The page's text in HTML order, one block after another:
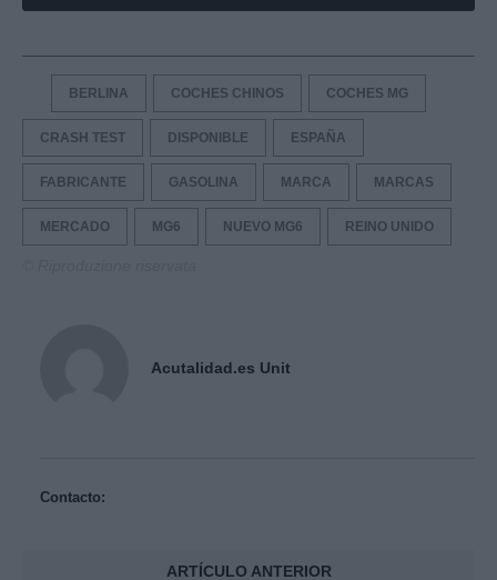
BERLINA COCHES CHINOS COCHES MG
CRASH TEST DISPONIBLE ESPAÑA
FABRICANTE GASOLINA MARCA MARCAS
MERCADO MG6 NUEVO MG6 REINO UNIDO
Acutalidad.es Unit
Contacto:
ARTÍCULO ANTERIOR